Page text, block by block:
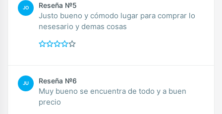
JO Reseña №5
Justo bueno y cómodo lugar para comprar lo
nesesario y demas cosas
JU Reseña №6
Muy bueno se encuentra de todo y a buen
precio